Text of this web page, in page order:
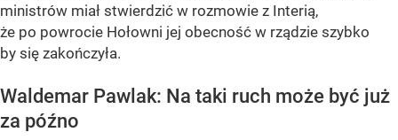
ministrów miał stwierdzić w rozmowie z Interią,
że po powrocie Hołowni jej obecność w rządzie szybko
by się zakończyła.
Waldemar Pawlak: Na taki ruch może być już
za późno